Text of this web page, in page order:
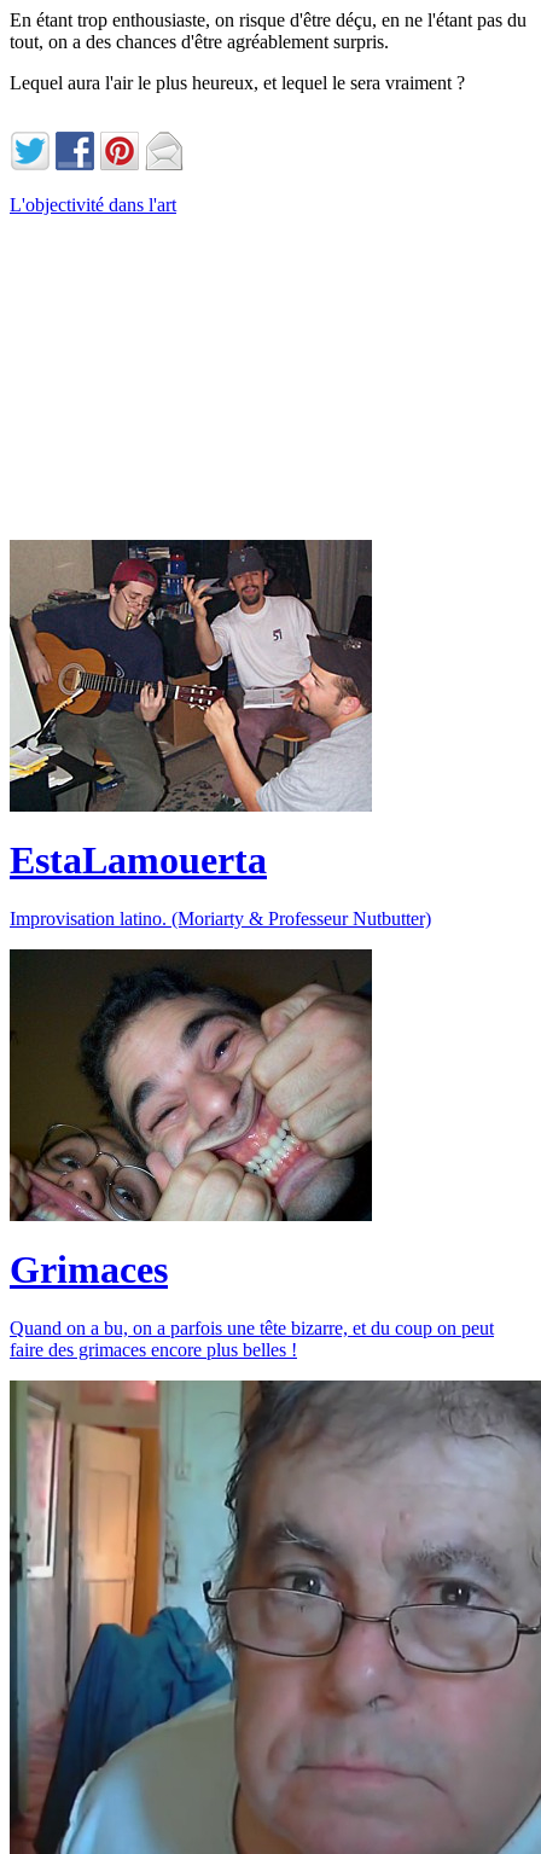
En étant trop enthousiaste, on risque d'être déçu, en ne l'étant pas du
tout, on a des chances d'être agréablement surpris.
Lequel aura l'air le plus heureux, et lequel le sera vraiment ?
L'objectivité dans l'art
EstaLamouerta
Improvisation latino. (Moriarty & Professeur Nutbutter)
Grimaces
Quand on a bu, on a parfois une tête bizarre, et du coup on peut
faire des grimaces encore plus belles !